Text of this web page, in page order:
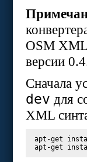
OSM XML
версии
Сначала
dev для
XML
apt-get